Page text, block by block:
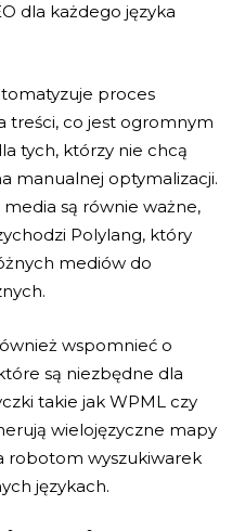
dla każdego języka
proces
treści, co jest ogromnym
tych, którzy nie chcą
manualnej optymalizacji.
są równie ważne,
Polylang, który
mediów do
wspomnieć o
są niezbędne dla
takie jak WPML czy
wielojęzyczne mapy
robotom wyszukiwarek
językach.